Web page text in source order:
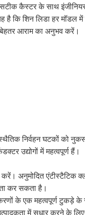
कैस्टर के साथ
है कि शिन लिडा हर मॉडल में
आराम का अनुभव करें।
निर्वहन घटकों को
उद्योगों में महत्वपूर्ण हैं।
अनुमोदित एंटीस्टैटिक
कर सकता है।
के एक महत्वपूर्ण टुकड़े
में सुधार करने के लिए